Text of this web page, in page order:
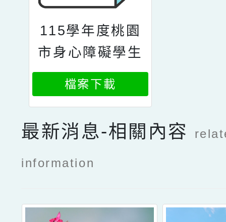
115學年度桃園
市身心障礙學生
鑑定中心專業工
作人員遴選簡章
檔案下載
最新消息-相關內容
information